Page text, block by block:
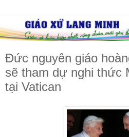
Đức nguyên giáo
sẽ tham dự nghi thức
tại Vatican